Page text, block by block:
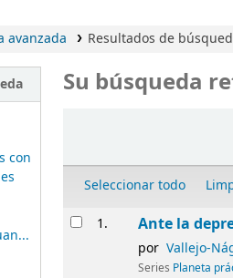
avanzada Resultados de
con
Su búsqueda
Seleccionar todo
Resultados
1. Ante la
por Vallejo-
Series Planeta